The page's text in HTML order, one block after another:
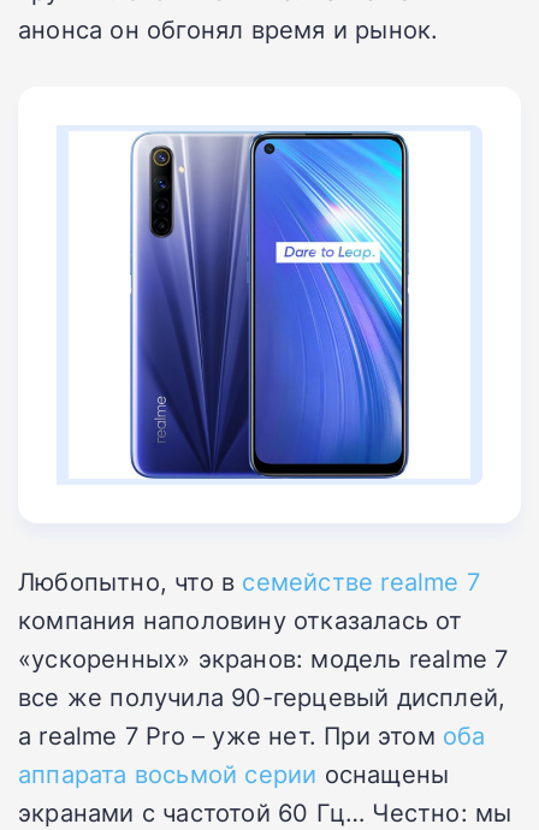
анонса он обгонял время и рынок.
Любопытно, что в семействе realme 7
компания наполовину отказалась от
«ускоренных» экранов: модель realme 7
все же получила 90-герцевый дисплей,
а realme 7 Pro – уже нет. При этом оба
аппарата восьмой серии оснащены
экранами с частотой 60 Гц… Честно: мы